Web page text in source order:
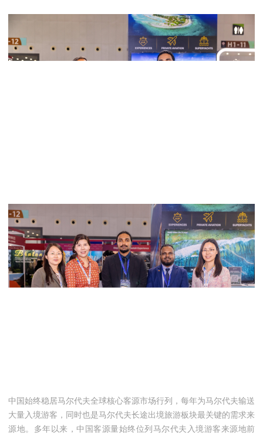
中国始终稳居马尔代夫全球核心客源市场行列，每年为马尔代夫输送
大量入境游客，同时也是马尔代夫长途出境旅游板块最关键的需求来
源地。多年以来，中国客源量始终位列马尔代夫入境游客来源地前